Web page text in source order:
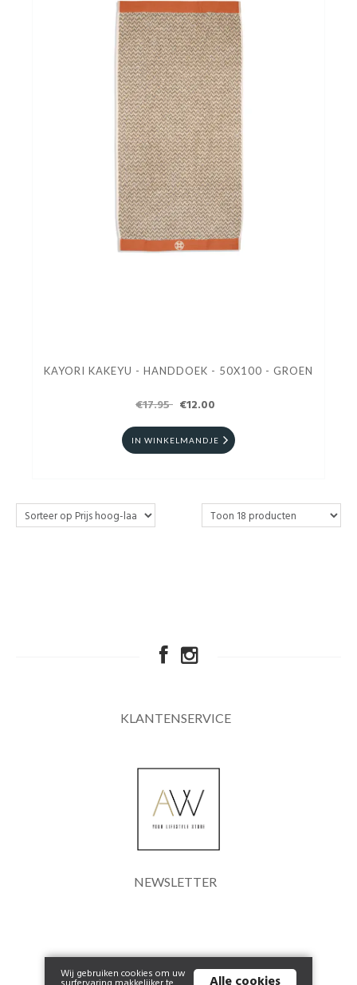
KAYORI KAKEYU - HANDDOEK - 50X100 - GROEN
€17.95 €12.00
IN WINKELMANDJE
KLANTENSERVICE
NEWSLETTER
Wij gebruiken cookies om uw